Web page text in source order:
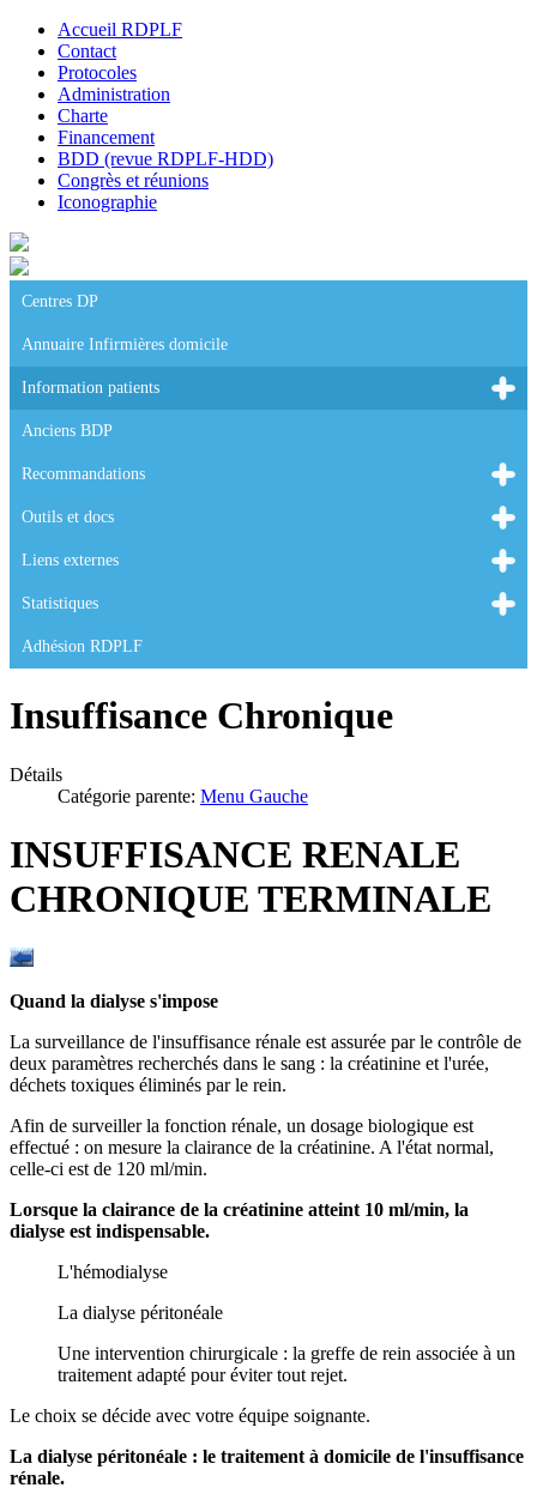
Accueil RDPLF
Contact
Protocoles
Administration
Charte
Financement
BDD (revue RDPLF-HDD)
Congrès et réunions
Iconographie
Centres DP
Annuaire Infirmières domicile
Information patients
Anciens BDP
Recommandations
Outils et docs
Liens externes
Statistiques
Adhésion RDPLF
Insuffisance Chronique
Détails
Catégorie parente: Menu Gauche
INSUFFISANCE RENALE
CHRONIQUE TERMINALE
Quand la dialyse s'impose
La surveillance de l'insuffisance rénale est assurée par le contrôle de
deux paramètres recherchés dans le sang : la créatinine et l'urée,
déchets toxiques éliminés par le rein.
Afin de surveiller la fonction rénale, un dosage biologique est
effectué : on mesure la clairance de la créatinine. A l'état normal,
celle-ci est de 120 ml/min.
Lorsque la clairance de la créatinine atteint 10 ml/min, la
dialyse est indispensable.
L'hémodialyse
La dialyse péritonéale
Une intervention chirurgicale : la greffe de rein associée à un
traitement adapté pour éviter tout rejet.
Le choix se décide avec votre équipe soignante.
La dialyse péritonéale : le traitement à domicile de l'insuffisance
rénale.